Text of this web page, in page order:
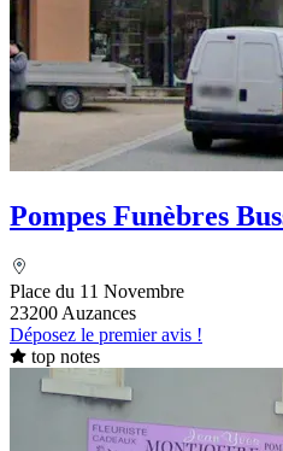
Pompes Funèbres
Place du 11 Novembre
23200 Auzances
Déposez le premier avis !
top notes